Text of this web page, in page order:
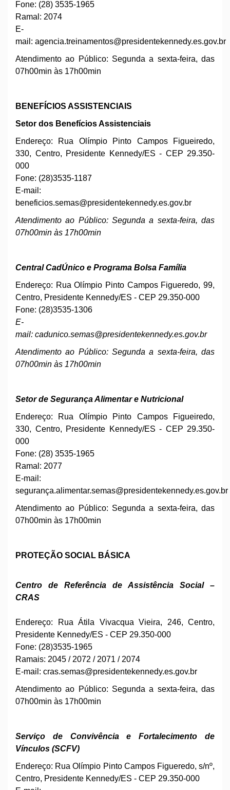
Fone: (28) 3535-1965
Ramal: 2074
E-
mail: agencia.treinamentos@presidentekennedy.es.gov.br
Atendimento ao Público: Segunda a sexta-feira, das
07h00min às 17h00min
BENEFÍCIOS ASSISTENCIAIS
Setor dos Benefícios Assistenciais
Endereço: Rua Olímpio Pinto Campos Figueiredo,
330, Centro, Presidente Kennedy/ES - CEP 29.350-
000
Fone: (28)3535-1187
E-mail:
beneficios.semas@presidentekennedy.es.gov.br
Atendimento ao Público: Segunda a sexta-feira, das
07h00min às 17h00min
CentralCadÚnico e Programa Bolsa Família
Endereço: Rua Olímpio Pinto Campos Figueredo, 99,
Centro, Presidente Kennedy/ES - CEP 29.350-000
Fone: (28)3535-1306
E-
mail: cadunico.semas@presidentekennedy.es.gov.br
Atendimento ao Público: Segunda a sexta-feira, das
07h00min às 17h00min
Setor de Segurança Alimentar e Nutricional
Endereço: Rua Olímpio Pinto Campos Figueiredo,
330, Centro, Presidente Kennedy/ES - CEP 29.350-
000
Fone: (28) 3535-1965
Ramal: 2077
E-mail:
segurança.alimentar.semas@presidentekennedy.es.gov.br
Atendimento ao Público: Segunda a sexta-feira, das
07h00min às 17h00min
PROTEÇÃO SOCIAL BÁSICA
Centro de Referência de Assistência Social –
CRAS
Endereço: Rua Átila Vivacqua Vieira, 246, Centro,
Presidente Kennedy/ES - CEP 29.350-000
Fone: (28)3535-1965
Ramais: 2045 / 2072 / 2071 / 2074
E-mail: cras.semas@presidentekennedy.es.gov.br
Atendimento ao Público: Segunda a sexta-feira, das
07h00min às 17h00min
Serviço de Convivência e Fortalecimento de
Vínculos (SCFV)
Endereço: Rua Olímpio Pinto Campos Figueredo, s/nº,
Centro, Presidente Kennedy/ES - CEP 29.350-000